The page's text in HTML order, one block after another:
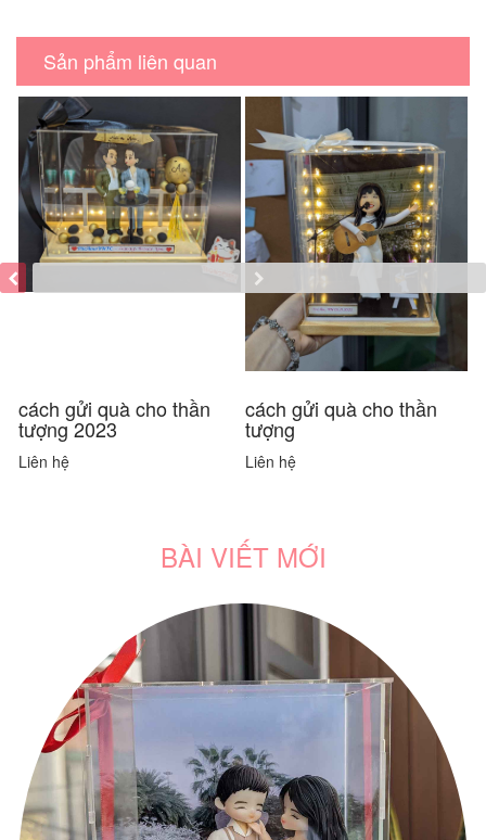
Sản phẩm liên quan
cách gửi quà cho thần
tượng 2023
Liên hệ
cách gửi quà cho thần
tượng
Liên hệ
BÀI VIẾT MỚI